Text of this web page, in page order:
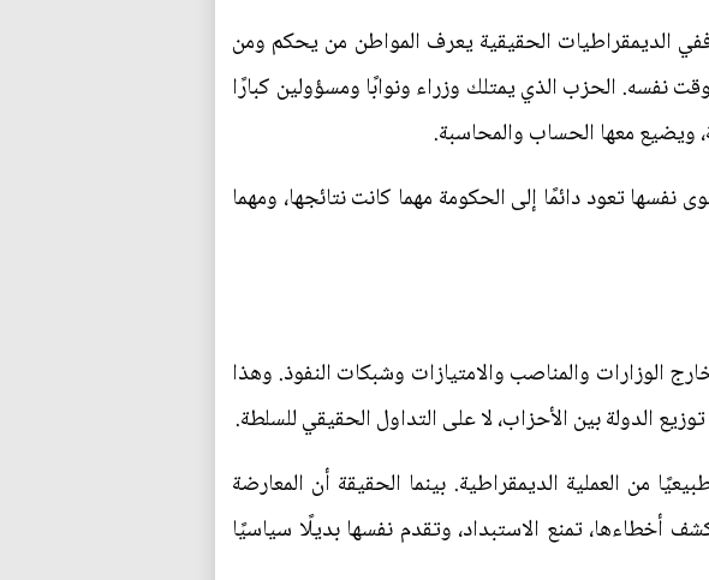
الديمقراطيات الحقيقية يعرف المواطن من يحكم ومن
نفسه. الحزب الذي يمتلك وزراء ونوابًا ومسؤولين كبارًا
ويضيع معها الحساب والمحاسبة.
نفسها تعود دائمًا إلى الحكومة مهما كانت نتائجها، ومهما
الوزارات والمناصب والامتيازات وشبكات النفوذ. وهذا
الدولة بين الأحزاب، لا على التداول الحقيقي للسلطة.
من العملية الديمقراطية. بينما الحقيقة أن المعارضة
أخطاءها، تمنع الاستبداد، وتقدم نفسها بديلًا سياسيًا